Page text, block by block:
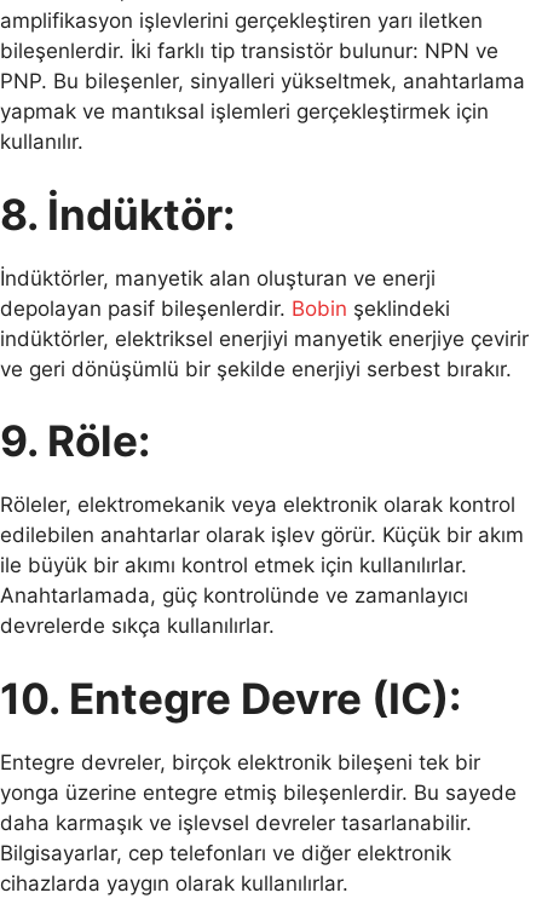
amplifikasyon işlevlerini gerçekleştiren yarı iletken
bileşenlerdir. İki farklı tip transistör bulunur: NPN ve
PNP. Bu bileşenler, sinyalleri yükseltmek, anahtarlama
yapmak ve mantıksal işlemleri gerçekleştirmek için
kullanılır.
8. İndüktör:
İndüktörler, manyetik alan oluşturan ve enerji
depolayan pasif bileşenlerdir. Bobin şeklindeki
indüktörler, elektriksel enerjiyi manyetik enerjiye çevirir
ve geri dönüşümlü bir şekilde enerjiyi serbest bırakır.
9. Röle:
Röleler, elektromekanik veya elektronik olarak kontrol
edilebilen anahtarlar olarak işlev görür. Küçük bir akım
ile büyük bir akımı kontrol etmek için kullanılırlar.
Anahtarlamada, güç kontrolünde ve zamanlayıcı
devrelerde sıkça kullanılırlar.
10. Entegre Devre (IC):
Entegre devreler, birçok elektronik bileşeni tek bir
yonga üzerine entegre etmiş bileşenlerdir. Bu sayede
daha karmaşık ve işlevsel devreler tasarlanabilir.
Bilgisayarlar, cep telefonları ve diğer elektronik
cihazlarda yaygın olarak kullanılırlar.